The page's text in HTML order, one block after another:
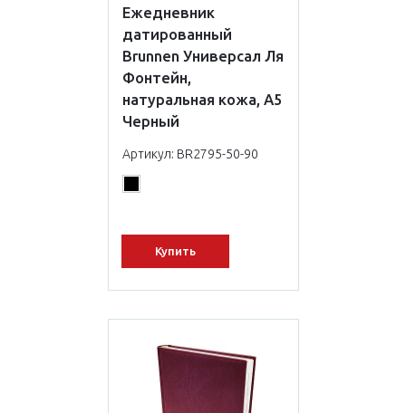
Ежедневник
датированный
Brunnen Универсал Ля
Фонтейн,
натуральная кожа, А5
Черный
Артикул: BR2795-50-90
Купить